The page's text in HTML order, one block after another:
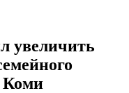
увеличить
Коми